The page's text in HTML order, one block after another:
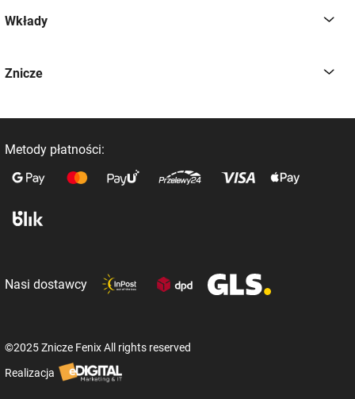
Wkłady
Znicze
Metody płatności:
Nasi dostawcy
©2025 Znicze Fenix All rights reserved
Realizacja